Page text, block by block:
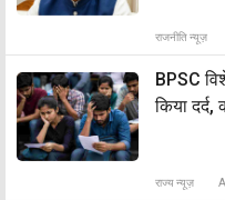
राजनीति न्यूज़
BPSC
किया
राज्य न्यूज़